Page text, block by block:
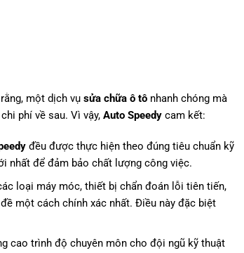
một dịch vụ sửa chữa ô tô nhanh chóng mà
phí về sau. Vì vậy, Auto Speedy cam kết:
đều được thực hiện theo đúng tiêu chuẩn kỹ
nhất để đảm bảo chất lượng công việc.
loại máy móc, thiết bị chẩn đoán lỗi tiên tiến,
một cách chính xác nhất. Điều này đặc biệt
cao trình độ chuyên môn cho đội ngũ kỹ thuật